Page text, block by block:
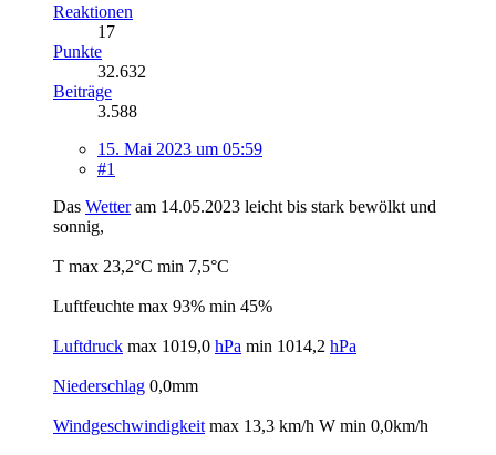
Reaktionen
17
Punkte
32.632
Beiträge
3.588
15. Mai 2023 um 05:59
#1
Das Wetteram 14.05.2023 leicht bis stark bewölkt und
sonnig,
T max 23,2°C min 7,5°C
Luftfeuchte max 93% min 45%
Luftdruck max 1019,0 hPa min 1014,2 hPa
Niederschlag 0,0mm
Windgeschwindigkeit max 13,3 km/h W min 0,0km/h